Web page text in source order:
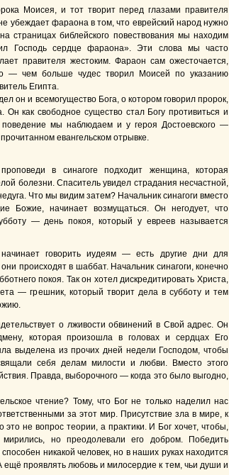
Моисея, и тот творит перед глазами правителя
убеждает фараона в том, что еврейский народ нужно
страницах библейского повествования мы находим
Господь сердце фараона». Эти слова мы часто
правителя жестоким. Фараон сам ожесточается,
— чем больше чудес творил Моисей по указанию
Египта.
он и всемогущество Бога, о котором говорил пророк,
как свободное существо стал Богу противиться и
поведение мы наблюдаем и у героя Достоевского —
евангельском отрывке.
в синагоге подходит женщина, которая
болезни. Спаситель увидел страдания несчастной,
Что мы видим затем? Начальник синагоги вместо
Божие, начинает возмущаться. Он негодует, что
— день покоя, который у евреев называется
говорить иудеям — есть другие дни для
происходят в шаббат. Начальник синагоги, конечно
покоя. Так он хотел дискредитировать Христа,
— грешник, который творит дела в субботу и тем
о лживости обвинений в Свой адрес. Он
которая произошла в головах и сердцах Его
выделена из прочих дней недели Господом, чтобы
себя делам милости и любви. Вместо этого
Правда, выборочного — когда это было выгодно,
чтение? Тому, что Бог не только наделил нас
за этот мир. Присутствие зла в мире, к
не вопрос теории, а практики. И Бог хочет, чтобы,
но преодолевали его добром. Победить
никакой человек, но в наших руках находится
проявлять любовь и милосердие к тем, чьи души и